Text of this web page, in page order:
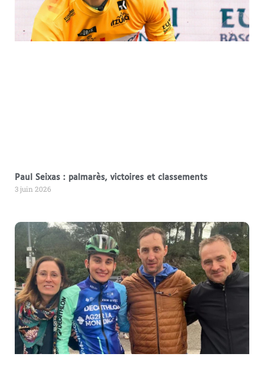
Paul Seixas : palmarès, victoires et classements
3 juin 2026